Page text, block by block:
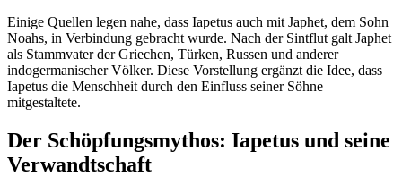
Einige Quellen legen nahe, dass Iapetus auch mit Japhet, dem Sohn
Noahs, in Verbindung gebracht wurde. Nach der Sintflut galt Japhet
als Stammvater der Griechen, Türken, Russen und anderer
indogermanischer Völker. Diese Vorstellung ergänzt die Idee, dass
Iapetus die Menschheit durch den Einfluss seiner Söhne
mitgestaltete.
Der Schöpfungsmythos: Iapetus und seine
Verwandtschaft